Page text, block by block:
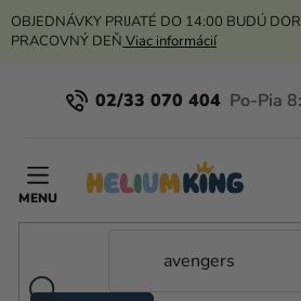
Prejsť
na
OBJEDNÁVKY PRIJATÉ DO 14:00 BUDÚ
PRACOVNÝ DEŇ Viac informácií
02/33 070 404